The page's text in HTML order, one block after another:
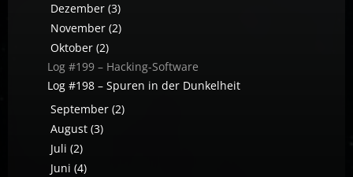
Dezember (3)
November (2)
Oktober (2)
Log #199 – Hacking-Software
Log #198 – Spuren in der Dunkelheit
September (2)
August (3)
Juli (2)
Juni (4)